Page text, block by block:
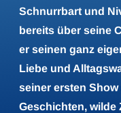
Schnurrbart und
bereits über seine
er seinen ganz
Liebe und
seiner ersten
Geschichten, wilde